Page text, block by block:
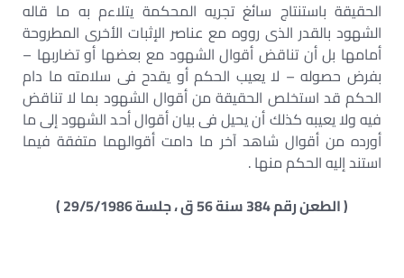
الحقيقة باستنتاج سائغ تجريه المحكمة يتلاءم به ما قاله
الشهود بالقدر الذى رووه مع عناصر الإثبات الأخرى المطروحة
أمامها بل أن تناقض أقوال الشهود مع بعضها أو تضاربها –
بفرض حصوله – لا يعيب الحكم أو يقدح فى سلامته ما دام
الحكم قد استخلص الحقيقة من أقوال الشهود بما لا تناقض
فيه ولا يعيبه كذلك أن يحيل فى بيان أقوال أحد الشهود إلى ما
أورده من أقوال شاهد آخر ما دامت أقوالهما متفقة فيما
استند إليه الحكم منها .
( الطعن رقم 384 سنة 56 ق ، جلسة 29/5/1986 )